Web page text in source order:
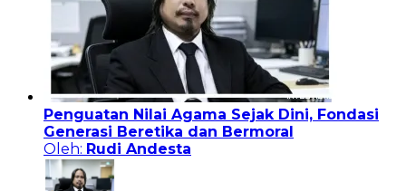
Penguatan Nilai Agama Sejak Dini, Fondasi
Generasi Beretika dan Bermoral
Oleh: Rudi Andesta